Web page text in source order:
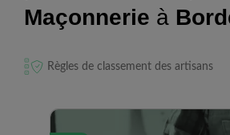
Maçonnerie à
Règles de classement des artisans